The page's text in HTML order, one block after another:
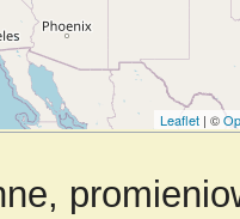
Leaflet | ©